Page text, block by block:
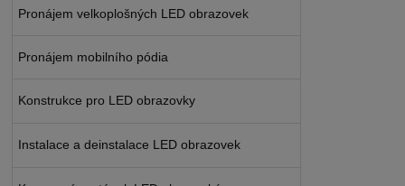
Pronájem velkoplošných LED obrazovek
Pronájem mobilního pódia
Konstrukce pro LED obrazovky
Instalace a deinstalace LED obrazovek